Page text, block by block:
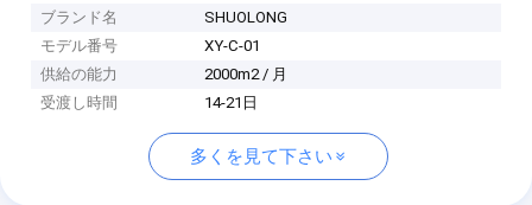
ブランド名
SHUOLONG
モデル番号
XY-C-01
供給の能力
2000m2 / 月
受渡し時間
14-21日
多くを見て下さい